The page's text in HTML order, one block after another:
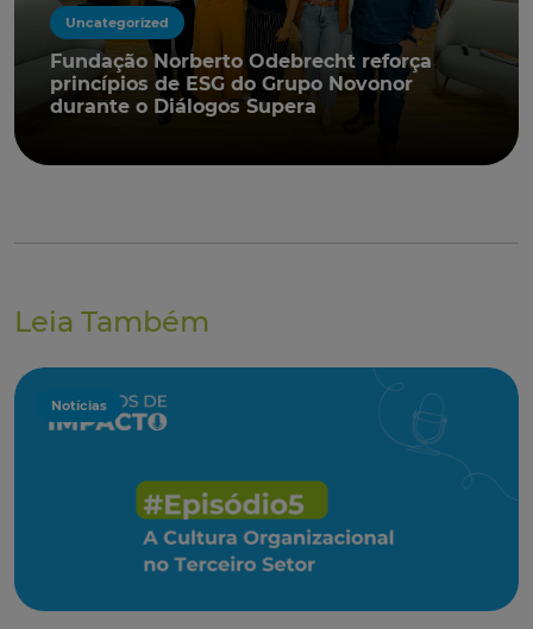
Uncategorized
Fundação Norberto Odebrecht reforça
princípios de ESG do Grupo Novonor
durante o Diálogos Supera
Leia Também
Notícias